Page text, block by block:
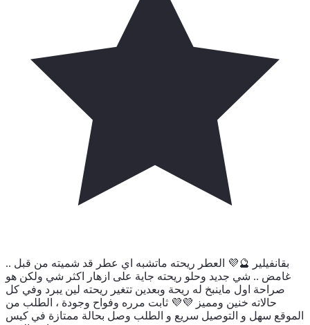
بقانفيلير 🔮💜 العطر ريحته ماتشبه اي عطر قد شميته من قبل ..
غامض .. شي جديد وحلو ريحته جاية على ازهار اكثر شي ولكن هو
صراحة اول ماينبخ له ريحة وبعدين تتغير ريحته لين يبرد وفي كل
حالاته خنين ومميز 💜💜 ثابت مرره وفواح وجودة ، الطلب من
الموقع سهل و التوصيل سريع و الطلب وصل بحالة ممتازة في كيس